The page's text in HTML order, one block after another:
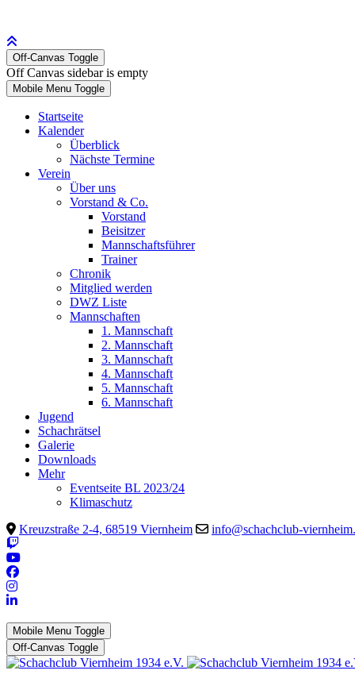
Off-Canvas Toggle
Off Canvas sidebar is empty
Mobile Menu Toggle
Startseite
Kalender
Überblick
Nächste Termine
Verein
Über uns
Vorstand & Co.
Vorstand
Beisitzer
Mannschaftsführer
Trainer
Chronik
Mitglied werden
DWZ Liste
Mannschaften
1. Mannschaft
2. Mannschaft
3. Mannschaft
4. Mannschaft
5. Mannschaft
6. Mannschaft
Jugend
Schachrätsel
Galerie
Downloads
Mehr
Eventseite BL 2023/24
Klimaschutz
Kreuzstraße 2-4, 68519 Viernheim
info@schachclub-
Mobile Menu Toggle
Off-Canvas Toggle